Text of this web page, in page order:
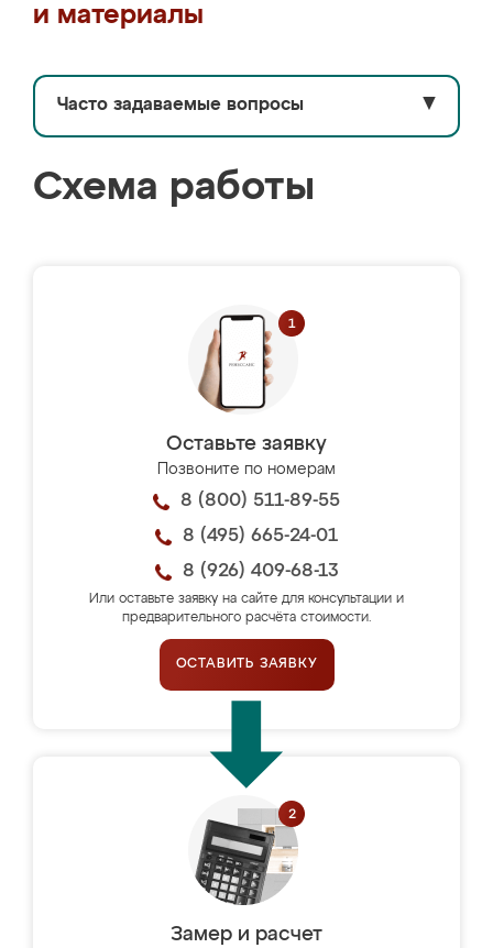
и материалы
Часто задаваемые вопросы ▼
Схема работы
Оставьте заявку
Позвоните по номерам
8 (800) 511-89-55
8 (495) 665-24-01
8 (926) 409-68-13
Или оставьте заявку на сайте для консультации и
предварительного расчёта стоимости.
ОСТАВИТЬ ЗАЯВКУ
Замер и расчет